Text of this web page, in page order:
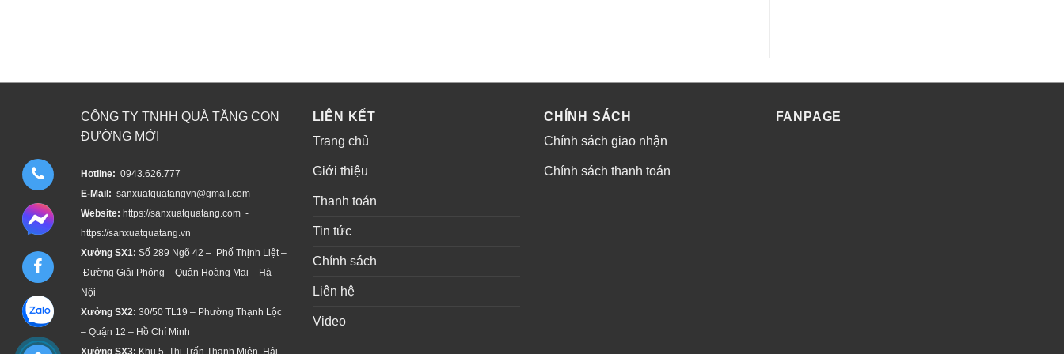
CÔNG TY TNHH QUÀ TẶNG CON
ĐƯỜNG MỚI
Hotline: 0943.626.777
E-Mail: sanxuatquatangvn@gmail.com
Website: https://sanxuatquatang.com -
https://sanxuatquatang.vn
Xưởng SX1: Số 289 Ngõ 42 – Phố Thịnh Liệt –
Đường Giải Phóng – Quận Hoàng Mai – Hà
Nội
Xưởng SX2: 30/50 TL19 – Phường Thạnh Lộc
– Quận 12 – Hồ Chí Minh
Xưởng SX3: Khu 5, Thị Trấn Thanh Miện, Hải
LIÊN KẾT
Trang chủ
Giới thiệu
Thanh toán
Tin tức
Chính sách
Liên hệ
Video
CHÍNH SÁCH
Chính sách giao nhận
Chính sách thanh toán
FANPAGE